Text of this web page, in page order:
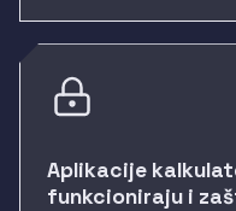
Aplikacije
funkcioniraju i